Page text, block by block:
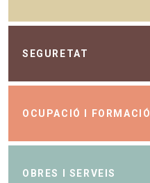
SEGURETAT
OCUPACIÓ I FORMACIÓ
OBRES I SERVEIS